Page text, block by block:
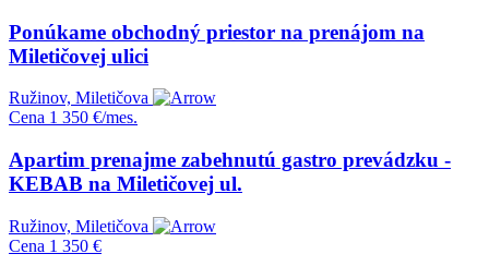
Ponúkame obchodný priestor na prenájom na
Miletičovej ulici
Ružinov, Miletičova
Cena 1 350 €/mes.
Apartim prenajme zabehnutú gastro prevádzku -
KEBAB na Miletičovej ul.
Ružinov, Miletičova
Cena 1 350 €